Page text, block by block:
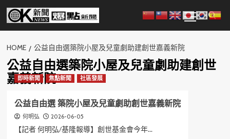
Skip
content
Menu
HOME 公益自由選築院小屋及兒童劇助建創世嘉義新院
公益自由選築院小屋及兒童劇助建創世
嘉義新院
即時新聞 焦點新聞 社區發展
公益自由選 築院小屋及兒童劇助創世嘉義新院
何明弘 2026-06-05
【記者 何明弘/基隆報導】創世基金會今年...